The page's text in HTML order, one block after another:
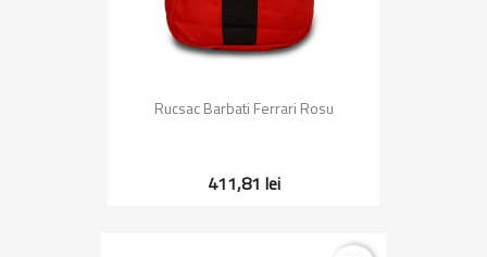
Rucsac Barbati Ferrari Rosu
411,81 lei